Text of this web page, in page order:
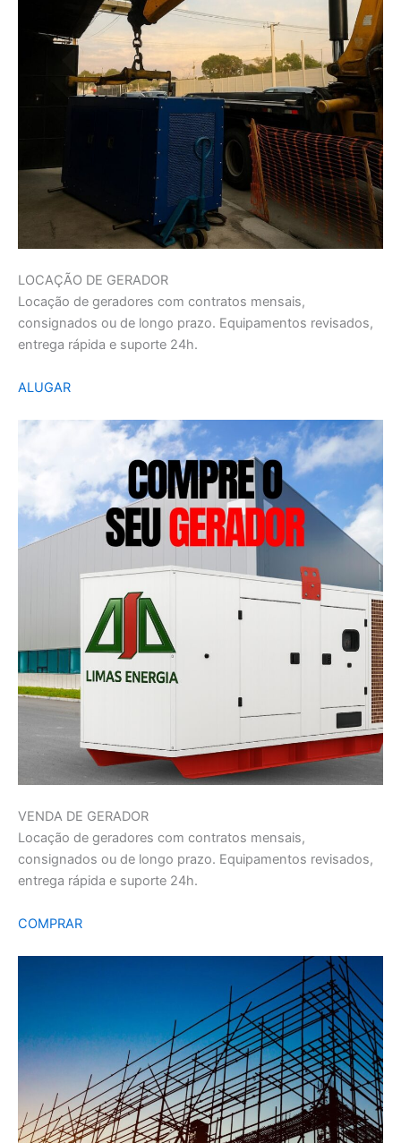
LOCAÇÃO DE GERADOR
Locação de geradores com contratos mensais,
consignados ou de longo prazo. Equipamentos revisados,
entrega rápida e suporte 24h.
ALUGAR
VENDA DE GERADOR
Locação de geradores com contratos mensais,
consignados ou de longo prazo. Equipamentos revisados,
entrega rápida e suporte 24h.
COMPRAR